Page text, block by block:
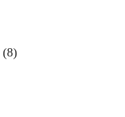
(8)